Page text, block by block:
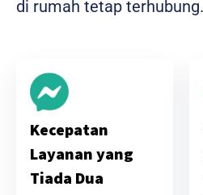
di rumah tetap terhubung.
Kecepatan
Layanan yang
Tiada Dua